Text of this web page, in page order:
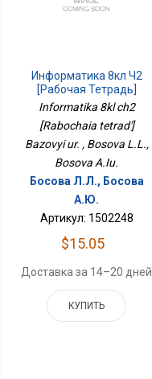
Информатика 8кл Ч2
[Рабочая Тетрадь]
Базовый Ур.
Informatika 8kl ch2
[Rabochaia tetrad']
Bazovyi ur. , Bosova L.L.,
Bosova A.Iu.
Босова Л.Л., Босова
А.Ю.
Артикул: 1502248
$15.05
Доставка за 14–20 дней
КУПИТЬ